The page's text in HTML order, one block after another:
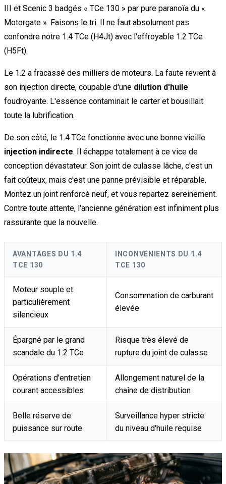
III et Scenic 3 badgés « TCe 130 » par pure paranoïa du «
Motorgate ». Faisons le tri. Il ne faut absolument pas
confondre notre 1.4 TCe (H4Jt) avec l'effroyable 1.2 TCe
(H5Ft).
Le 1.2 a fracassé des milliers de moteurs. La faute revient à
son injection directe, coupable d'une dilution d'huile
foudroyante. L'essence contaminait le carter et bousillait
toute la lubrification.
De son côté, le 1.4 TCe fonctionne avec une bonne vieille
injection indirecte. Il échappe totalement à ce vice de
conception dévastateur. Son joint de culasse lâche, c'est un
fait coûteux, mais c'est une panne prévisible et réparable.
Montez un joint renforcé neuf, et vous repartez sereinement.
Contre toute attente, l'ancienne génération est infiniment plus
rassurante que la nouvelle.
AVANTAGES DU 1.4
TCE 130
INCONVÉNIENTS DU 1.4
TCE 130
Moteur souple et
particulièrement
silencieux
Consommation de carburant
élevée
Épargné par le grand
scandale du 1.2 TCe
Risque très élevé de
rupture du joint de culasse
Opérations d'entretien
courant accessibles
Allongement naturel de la
chaîne de distribution
Belle réserve de
puissance sur route
Surveillance hyper stricte
du niveau d'huile requise